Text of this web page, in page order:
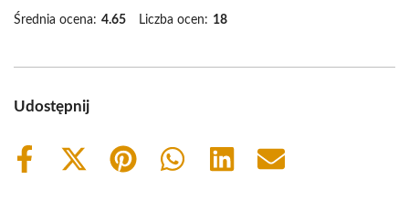
Średnia ocena: 4.65 Liczba ocen: 18
Udostępnij
Share
Share
Share
Share
Share
Share